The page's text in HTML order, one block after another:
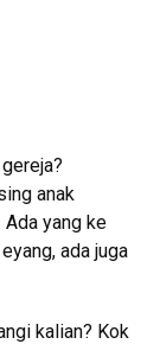
anak
Ada yang ke
ada juga
kalian? Kok